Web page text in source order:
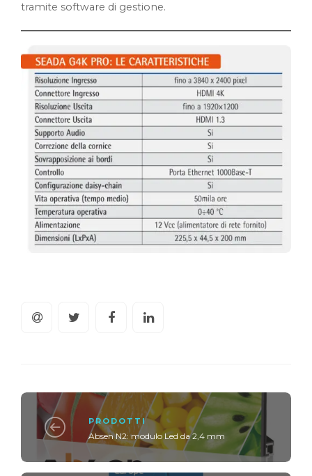
tramite software di gestione.
PRODOTTI
Absen N2: modulo Led da 2,4 mm